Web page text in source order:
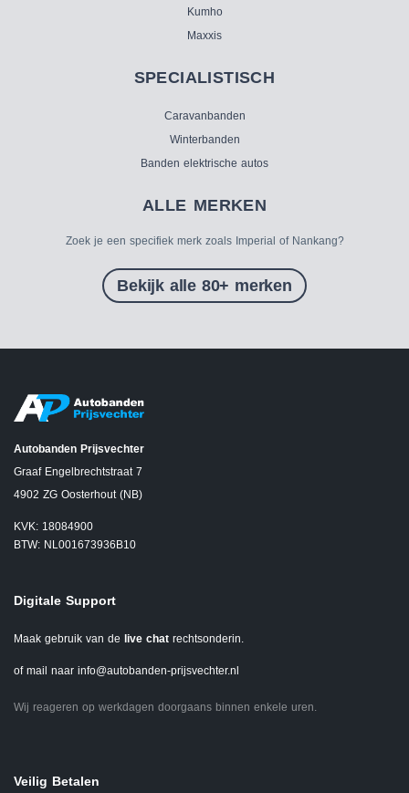
Kumho
Maxxis
SPECIALISTISCH
Caravanbanden
Winterbanden
Banden elektrische autos
ALLE MERKEN
Zoek je een specifiek merk zoals Imperial of Nankang?
Bekijk alle 80+ merken
Autobanden Prijsvechter
Graaf Engelbrechtstraat 7
4902 ZG Oosterhout (NB)
KVK: 18084900
BTW: NL001673936B10
Digitale Support
Maak gebruik van de live chat rechtsonderin.
of mail naar info@autobanden-prijsvechter.nl
Wij reageren op werkdagen doorgaans binnen enkele uren.
Veilig Betalen